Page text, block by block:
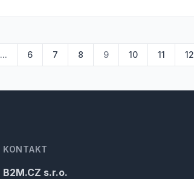
... 6 7 8 9 10 11 12
KONTAKT
B2M.CZ s.r.o.